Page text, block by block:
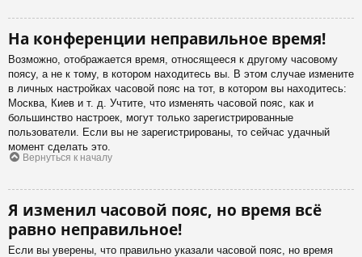
На конференции неправильное время!
Возможно, отображается время, относящееся к другому часовому
поясу, а не к тому, в котором находитесь вы. В этом случае измените
в личных настройках часовой пояс на тот, в котором вы находитесь:
Москва, Киев и т. д. Учтите, что изменять часовой пояс, как и
большинство настроек, могут только зарегистрированные
пользователи. Если вы не зарегистрированы, то сейчас удачный
момент сделать это.
Вернуться к началу
Я изменил часовой пояс, но время всё
равно неправильное!
Если вы уверены, что правильно указали часовой пояс, но время